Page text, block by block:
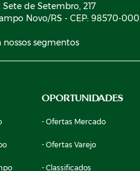
Sete de Setembro, 217
Novo/RS - CEP: 98570-000
nossos segmentos
OPORTUNIDADES
- Ofertas Mercado
- Ofertas Varejo
- Classificados